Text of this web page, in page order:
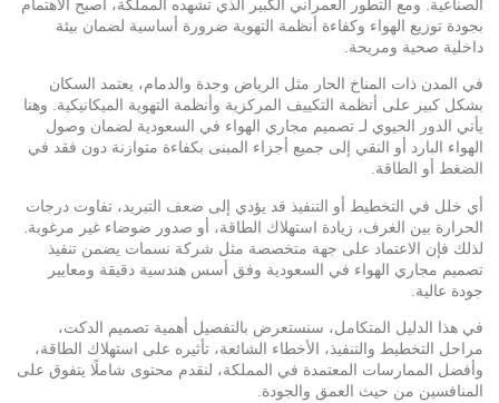
الصناعية. ومع التطور العمراني الكبير الذي تشهده المملكة، أصبح الاهتمام
بجودة توزيع الهواء وكفاءة أنظمة التهوية ضرورة أساسية لضمان بيئة
داخلية صحية ومريحة.
في المدن ذات المناخ الحار مثل الرياض وجدة والدمام، يعتمد السكان
بشكل كبير على أنظمة التكييف المركزية وأنظمة التهوية الميكانيكية. وهنا
يأتي الدور الحيوي لـ تصميم مجاري الهواء في السعودية لضمان وصول
الهواء البارد أو النقي إلى جميع أجزاء المبنى بكفاءة متوازنة دون فقد في
الضغط أو الطاقة.
أي خلل في التخطيط أو التنفيذ قد يؤدي إلى ضعف التبريد، تفاوت درجات
الحرارة بين الغرف، زيادة استهلاك الطاقة، أو صدور ضوضاء غير مرغوبة.
لذلك فإن الاعتماد على جهة متخصصة مثل شركة نسمات يضمن تنفيذ
تصميم مجاري الهواء في السعودية وفق أسس هندسية دقيقة ومعايير
جودة عالية.
في هذا الدليل المتكامل، سنستعرض بالتفصيل أهمية تصميم الدكت،
مراحل التخطيط والتنفيذ، الأخطاء الشائعة، تأثيره على استهلاك الطاقة،
وأفضل الممارسات المعتمدة في المملكة، لنقدم محتوى شاملًا يتفوق على
المنافسين من حيث العمق والجودة.